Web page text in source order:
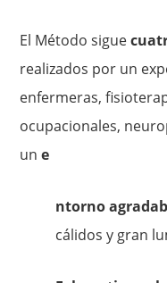
El Método sigue
realizados por un
enfermeras,
ocupacionales,
une
ntorno
cálidos y gran